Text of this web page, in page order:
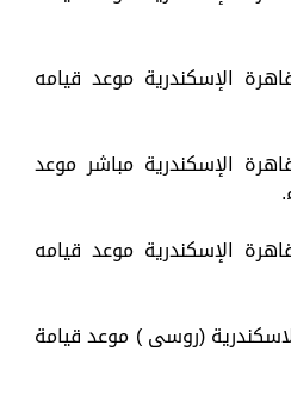
القاهرة الإسكندرية موعد قيامه
القاهرة الإسكندرية مباشر موعد
القاهرة الإسكندرية موعد قيامه
القاهرة الاسكندرية (روسى ) موعد قيامة